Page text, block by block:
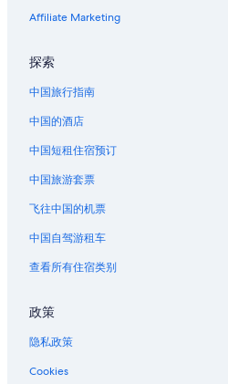
位于丹佛的设有 SPA 水疗的度假村酒店
丹佛的酒店
丹佛的船屋酒店
丹佛的度假屋
丹佛的汽车旅馆
丹佛的Pousadas
丹佛的度假村
丹佛的别墅
丹佛市区水族馆附近的酒店
格伦代尔的民宿
格伦代尔的酒店
位于奇士曼公园的 5 星级酒店
Affiliate Marketing
探索
中国旅行指南
中国的酒店
中国短租住宿预订
中国旅游套票
飞往中国的机票
中国自驾游租车
查看所有住宿类别
政策
隐私政策
Cookies